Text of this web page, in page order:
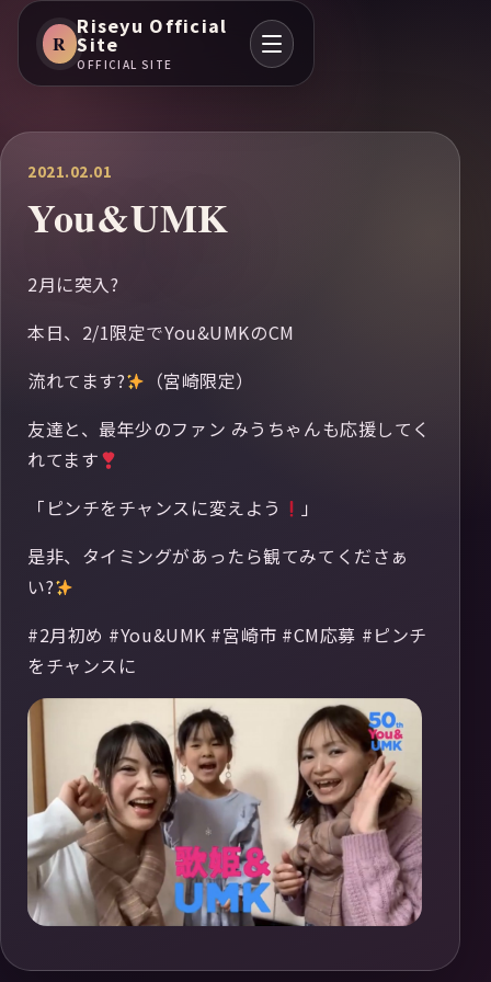
R
Riseyu Official
Site
OFFICIAL SITE
2021.02.01
You&UMK
2月に突入?
本日、2/1限定でYou&UMKのCM
流れてます?
（宮崎限定）
友達と、最年少のファン みうちゃんも応援してく
れてます
「ピンチをチャンスに変えよう
」
是非、タイミングがあったら観てみてくださぁ
い?
#2月初め #You&UMK #宮崎市 #CM応募 #ピンチ
をチャンスに